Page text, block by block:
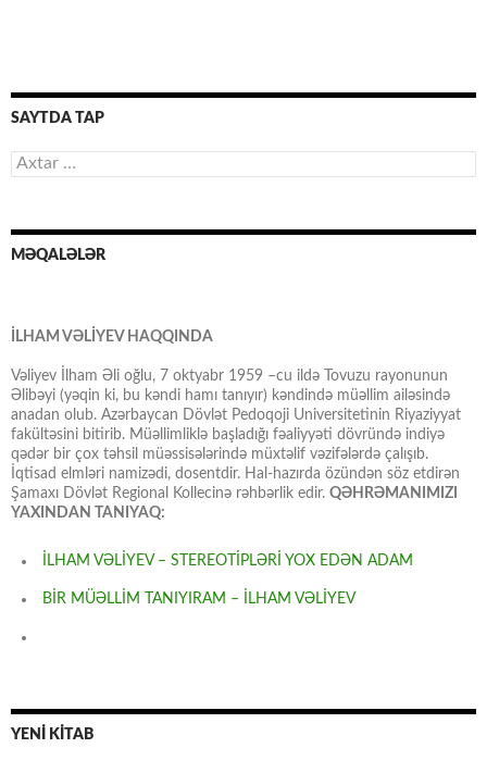
SAYTDA TAP
Axtarış:
MƏQALƏLƏR
İLHAM VƏLİYEV HAQQINDA
Vəliyev İlham Əli oğlu, 7 oktyabr 1959 –cu ildə Tovuzu rayonunun
Əlibəyi (yəqin ki, bu kəndi hamı tanıyır) kəndində müəllim ailəsində
anadan olub. Azərbaycan Dövlət Pedoqoji Universitetinin Riyaziyyat
fakültəsini bitirib. Müəllimliklə başladığı fəaliyyəti dövründə indiyə
qədər bir çox təhsil müəssisələrində müxtəlif vəzifələrdə çalışıb.
İqtisad elmləri namizədi, dosentdir. Hal-hazırda özündən söz etdirən
Şamaxı Dövlət Regional Kollecinə rəhbərlik edir. QƏHRƏMANIMIZI
YAXINDAN TANIYAQ:
İLHAM VƏLİYEV – STEREOTİPLƏRİ YOX EDƏN ADAM
BİR MÜƏLLİM TANIYIRAM – İLHAM VƏLİYEV
YENİ KİTAB